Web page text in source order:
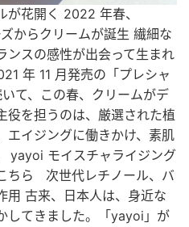
が花開く 2022 年春、
からクリームが誕生 繊細な
ンスの感性が出会って生まれ
年 11 月発売の「プレシャ
て、この春、クリームがデ
役を担うのは、厳選された植
エイジングに働きかけ、素肌
yayoi モイスチャライジング
ちら 次世代レチノール、バ
用 古来、日本人は、身近な
してきました。「yayoi」が